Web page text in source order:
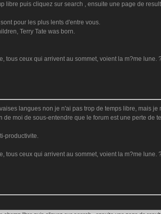
libre puis cliquez sur search , ensuite une page de
pour les plus lents d'entre vous.
Terry Tate was born.
tous ceux qui arrivent au sommet, voient la m?me lune. ?
langues non je n'ai pas trop de temps libre, mais
moi de sous-entendre que le forum est une perte de
productivite.
tous ceux qui arrivent au sommet, voient la m?me lune. ?